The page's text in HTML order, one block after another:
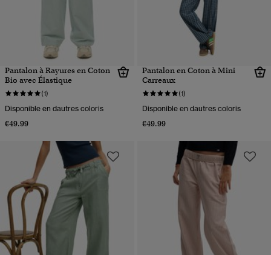
Pantalon à Rayures en Coton
Bio avec Élastique
(1)
Disponible en dautres coloris
€49.99
Pantalon en Coton à Mini
Carreaux
(1)
Disponible en dautres coloris
€49.99